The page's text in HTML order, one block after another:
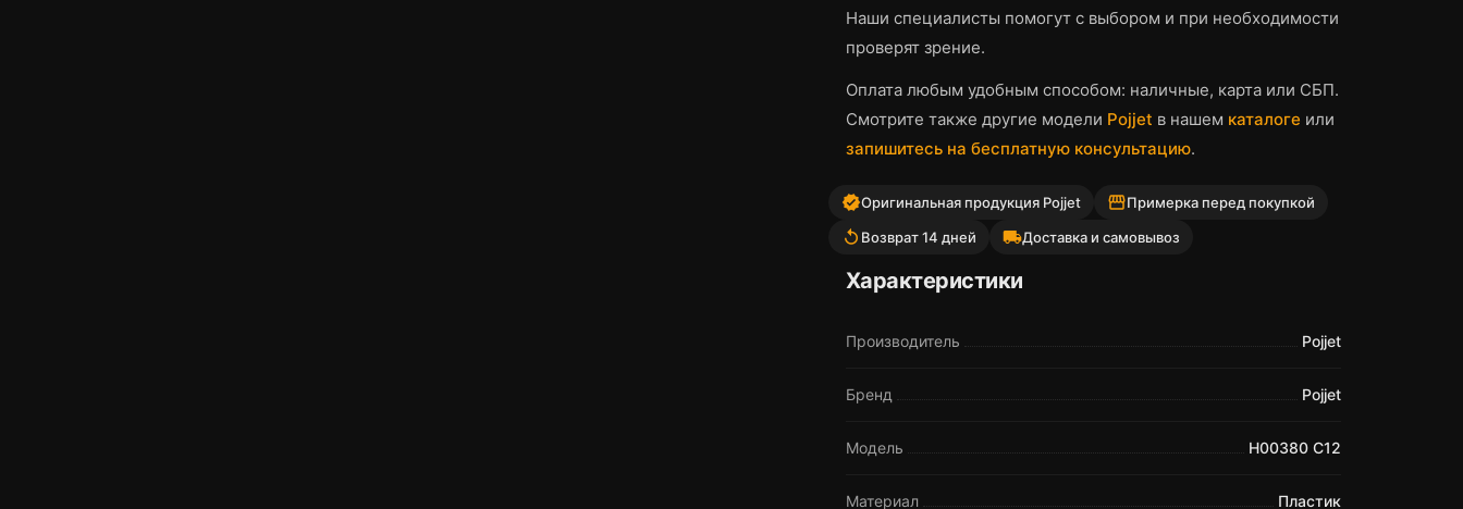
Наши специалисты помогут с выбором и при необходимости
проверят зрение.
Оплата любым удобным способом: наличные, карта или СБП.
Смотрите также другие модели Pojjet в нашем каталоге или
запишитесь на бесплатную консультацию.
verifiedОригинальная продукция Pojjet storefrontПримерка перед покупкой
replay Возврат 14 дней local_shippingДоставка и самовывоз
Характеристики
Производитель Pojjet
Бренд Pojjet
Модель H00380 C12
Материал Пластик